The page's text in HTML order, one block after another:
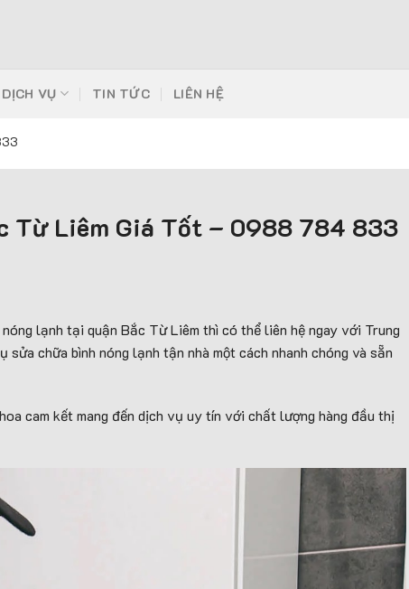
DỊCH VỤ TIN TỨC LIÊN HỆ
Từ Liêm Giá Tốt – 0988 784 833
lạnh tại quận Bắc Từ Liêm thì có thể liên hệ ngay với Trung
chữa bình nóng lạnh tận nhà một cách nhanh chóng và sẵn
cam kết mang đến dịch vụ uy tín với chất lượng hàng đầu thị